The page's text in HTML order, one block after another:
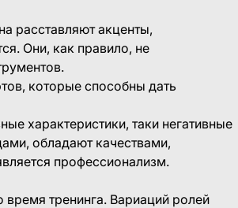
расставляют акценты,
Они, как правило, не
которые способны дать
характеристики, таки негативные
обладают качествами,
профессионализм.
время тренинга. Вариаций ролей